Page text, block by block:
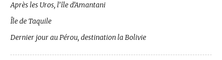
Après les Uros, l’île d’Amantani
Île de Taquile
Dernier jour au Pérou, destination la Bolivie